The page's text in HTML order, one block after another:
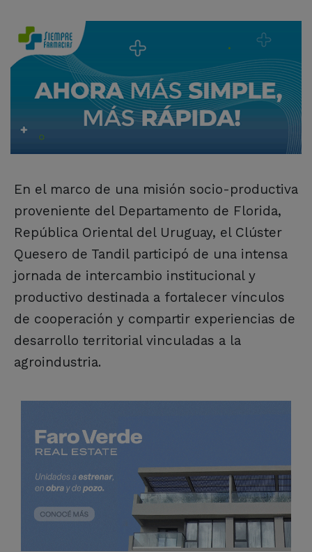
En el marco de una misión socio-productiva
proveniente del Departamento de Florida,
República Oriental del Uruguay, el Clúster
Quesero de Tandil participó de una intensa
jornada de intercambio institucional y
productivo destinada a fortalecer vínculos
de cooperación y compartir experiencias de
desarrollo territorial vinculadas a la
agroindustria.